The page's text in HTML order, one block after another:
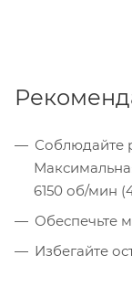
Соблюдайте
6150 об/мин
Обеспечьте
Избегайте